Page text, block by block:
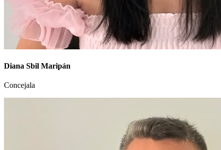
Diana Sbil Maripán
Concejala